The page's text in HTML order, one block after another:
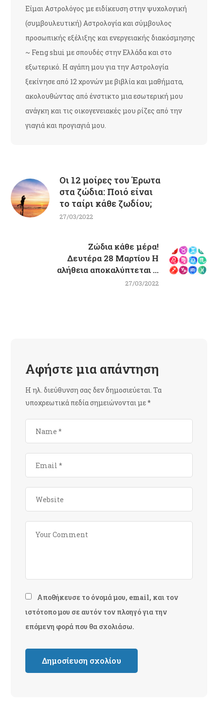
Είμαι Αστρολόγος με ειδίκευση στην ψυχολογική
(συμβουλευτική) Αστρολογία και σύμβουλος
προσωπικής εξέλιξης και ενεργειακής διακόσμησης
~ Feng shui με σπουδές στην Ελλάδα και στο
εξωτερικό. Η αγάπη μου για την Αστρολογία
ξεκίνησε από 12 χρονών με βιβλία και μαθήματα,
ακολουθώντας από ένστικτο μια εσωτερική μου
ανάγκη και τις οικογενειακές μου ρίζες από την
γιαγιά και προγιαγιά μου.
Οι 12 μοίρες του Έρωτα
στα ζώδια: Ποιό είναι
το ταίρι κάθε ζωδίου;
27/03/2022
Ζώδια κάθε μέρα!
Δευτέρα 28 Μαρτίου Η
αλήθεια αποκαλύπτεται ...
27/03/2022
Αφήστε μια απάντηση
Η ηλ. διεύθυνση σας δεν δημοσιεύεται. Τα
υποχρεωτικά πεδία σημειώνονται με*
Αποθήκευσε το όνομά μου, email, και τον
ιστότοπο μου σε αυτόν τον πλοηγό για την
επόμενη φορά που θα σχολιάσω.